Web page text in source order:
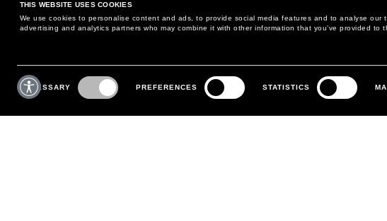
THIS WEBSITE USES COOKIES
We use cookies to personalise content and ads, to provide social media features and to analyse
advertising and analytics partners who may combine it with other information that you’ve provided to
Consent
Selection
NECESSARY PREFERENCES STATISTICS
POSSIAMO AIUTARTI?
TELEFONO:
+39 02 8295 6969
DA LUNEDÌ A VENERDÌ
SERVIZIO CLIENTI
POLITICA DI RESO E CAMBIO
AREA
PRIVACY